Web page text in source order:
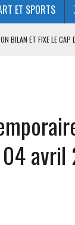
ET SPORTS
BILAN ET FIXE LE CAP
VDP
ÉVALUE SES
avril